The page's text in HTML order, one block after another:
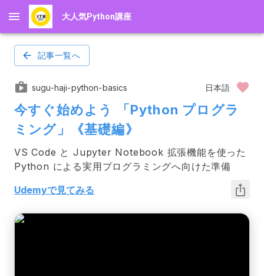
大人気Python講座
記事一覧へ
sugu-haji-python-basics 日本語
今すぐ始めよう 「Python プログラ
ミング」《基礎編》
VS Code と Jupyter Notebook 拡張機能を使った
Python による実用プログラミングへ向けた準備
Udemyで見てみる